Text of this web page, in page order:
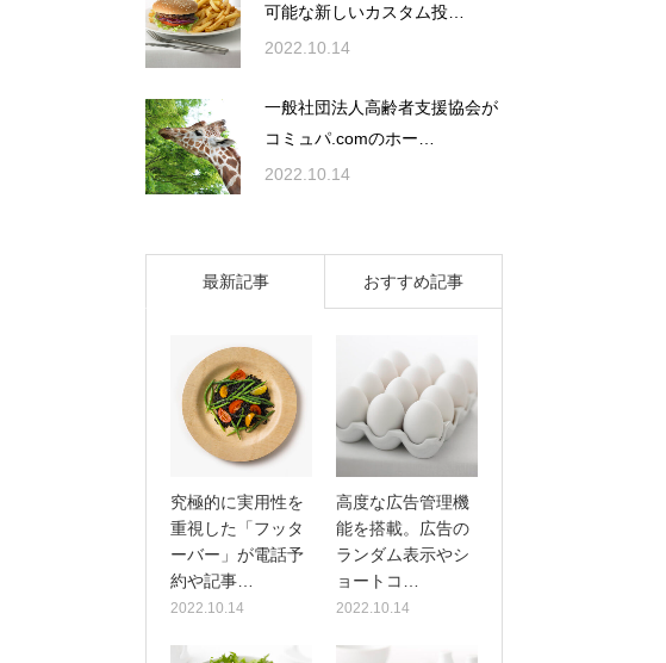
可能な新しいカスタム投…
2022.10.14
一般社団法人高齢者支援協会が
コミュパ.comのホー…
2022.10.14
最新記事 おすすめ記事
究極的に実用性を
重視した「フッタ
ーバー」が電話予
約や記事…
2022.10.14
高度な広告管理機
能を搭載。広告の
ランダム表示やシ
ョートコ…
2022.10.14